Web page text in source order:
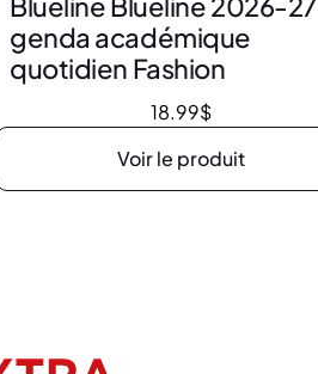
genda académique
quotidien Fashion
18.99$
Voir le produit